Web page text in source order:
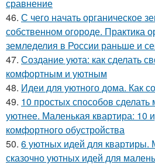
сравнение
46. С чего начать органическое
собственном огороде. Практика
земледелия в России раньше и
47. Создание уюта: как сделать
комфортным и уютным
48. Идеи для уютного дома. Как
49. 10 простых способов сделать
уютнее. Маленькая квартира: 10
комфортного обустройства
50. 6 уютных идей для
сказочно уютных идей для